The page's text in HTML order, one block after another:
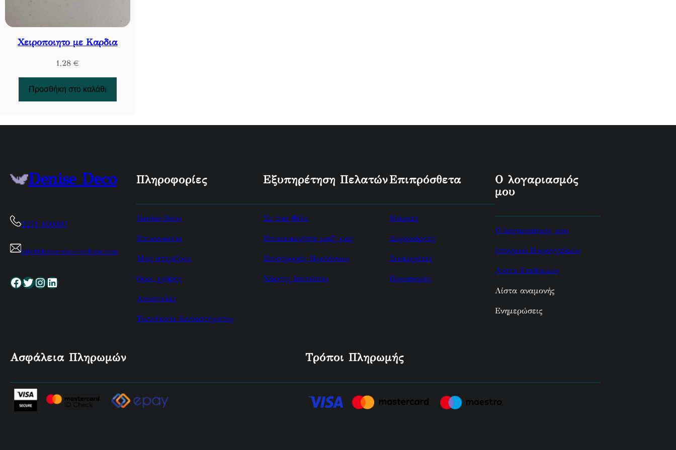
Χειροποιητο με Καρδια
1,28 €
Προσθήκη στο καλάθι
Denise Deco
2271 100307
info@denise-deco-website.com
Facebook Twitter InstagramLinkedin
Πληροφορίες
Denise-Deco
Επικοινωνία
Μας στηρίζουν
Όροι χρήσης
Αποστολές
Τοποθεσία Καταστήματος
Εξυπηρέτηση Πελατών
Σε ένα Φίλο
Επικοινωνήστε μαζί μας
Επιστροφές Προϊόντων
Χάρτης Ισοτόπου
Επιπρόσθετα
Μάρκες
Δωροκάρτες
Συνεργάτες
Προσφορές
Ο λογαριασμός
μου
Ο λογαριασμός μου
Ιστορικό Παραγγελιών
Λίστα Επιθυμιών
Λίστα αναμονής
Ενημερώσεις
Ασφάλεια Πληρωμών Τρόποι Πληρωμής